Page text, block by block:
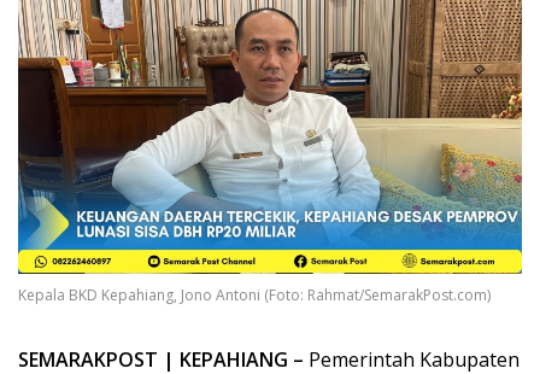
Kepala BKD Kepahiang, Jono Antoni (Foto: Rahmat/SemarakPost.com)
SEMARAKPOST | KEPAHIANG – Pemerintah Kabupaten